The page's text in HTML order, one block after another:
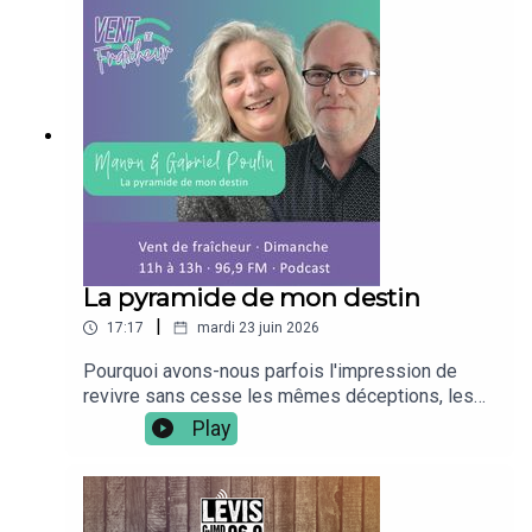
mapoufacehttps://www.facebook.com/ventdefrai
cheur969
La pyramide de mon destin
17:17 | mardi 23 juin 2026
Pourquoi avons-nous parfois l'impression de
revivre sans cesse les mêmes déceptions, les
mêmes conflits ou les mêmes blocages
(financiers, relations,...) ? Dans cet extrait radio
captivant, l'animatrice Manon Poulin s'entretient
avec Gabriel Poulin, auteur du livre Réalité ou
Illusion et père d'une impressionnante famille de
Play